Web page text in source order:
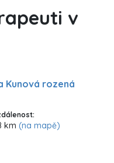
v
Kunová rozená
km (na mapě)